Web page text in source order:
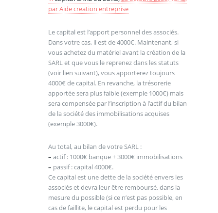
parAide creation entreprise
Le capital est l’apport personnel des associés.
Dans votre cas, il est de 4000€. Maintenant, si
vous achetez du matériel avant la création de la
SARL et que vous le reprenez dans les statuts
(voir lien suivant), vous apporterez toujours
4000€ de capital. En revanche, la trésorerie
apportée sera plus faible (exemple 1000€) mais
sera compensée par l’inscription à l’actif du bilan
de la société des immobilisations acquises
(exemple 3000€).
Au total, au bilan de votre SARL :
– actif : 1000€ banque + 3000€ immobilisations
– passif : capital 4000€.
Ce capital est une dette de la société envers les
associés et devra leur être remboursé, dans la
mesure du possible (si ce n’est pas possible, en
cas de faillite, le capital est perdu pour les